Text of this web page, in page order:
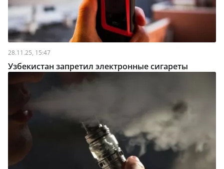
28.11.25, 15:47
Узбекистан запретил электронные сигареты